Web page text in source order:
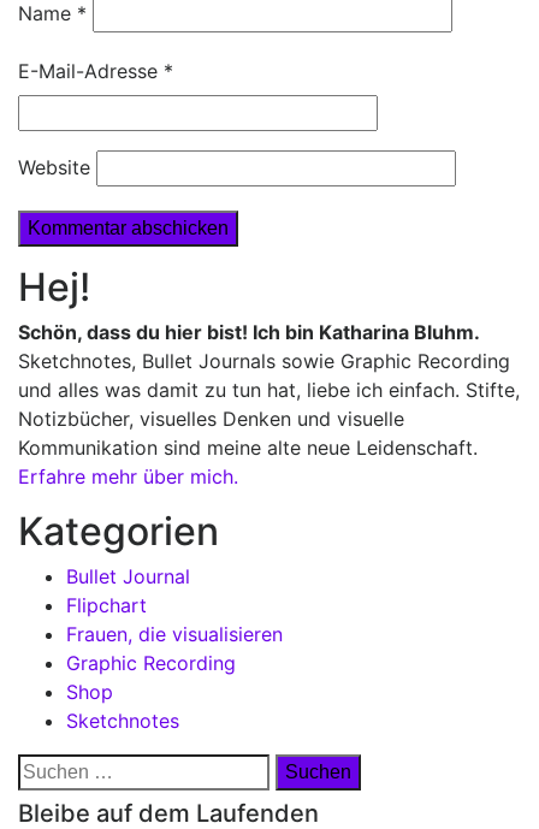
Name *
E-Mail-Adresse *
Website
Hej!
Schön, dass du hier bist! Ich bin Katharina Bluhm.
Sketchnotes, Bullet Journals sowie Graphic Recording
und alles was damit zu tun hat, liebe ich einfach. Stifte,
Notizbücher, visuelles Denken und visuelle
Kommunikation sind meine alte neue Leidenschaft.
Erfahre mehr über mich.
Kategorien
Bullet Journal
Flipchart
Frauen, die visualisieren
Graphic Recording
Shop
Sketchnotes
Suchen
nach:
Bleibe auf dem Laufenden